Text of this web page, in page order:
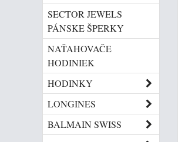
SECTOR JEWELS
PÁNSKE ŠPERKY
NAŤAHOVAČE
HODINIEK
HODINKY
LONGINES
BALMAIN SWISS